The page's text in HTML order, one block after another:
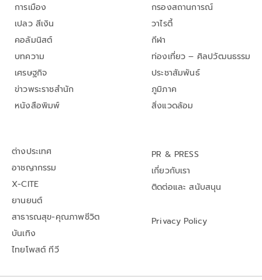
การเมือง
เปลว สีเงิน
คอลัมนิสต์
บทความ
เศรษฐกิจ
ข่าวพระราชสำนัก
หนังสือพิมพ์
กรองสถานการณ์
วาไรตี้
กีฬา
ท่องเที่ยว – ศิลปวัฒนธรรม
ประชาสัมพันธ์
ภูมิภาค
สิ่งแวดล้อม
ต่างประเทศ
อาชญากรรม
X-CITE
ยานยนต์
สาธารณสุข-คุณภาพชีวิต
บันเทิง
ไทยโพสต์ ทีวี
PR & PRESS
เกี่ยวกับเรา
ติดต่อและ สนับสนุน
Privacy Policy